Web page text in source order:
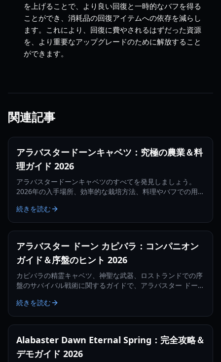
を上げることで、より良い回復と一時的なバフを得る
ことができ、消耗品の回復アイテムへの依存を減らし
ます。これにより、回復に費やされるはずだった資源
を、より重要なアップグレードのために解放すること
ができます。
関連記事
アラバスタードーンキャベツ：究極の農業＆料
理ガイド 2026
アラバスタードーンキャベツのすべてを発見しましょう。
2026年の入手場所、効率的な栽培方法、料理やバフでの用途
続きを読む
アラバスター ドーン カピバラ：コンパニオン
ガイド＆序盤のヒント 2026
カピバラの精霊キャベツ、神聖な武器、ロストランドでの序
盤のサバイバル戦術に関するガイドで、アラバスター ドーン
続きを読む
Alabaster Dawn Eternal Spring：完全攻略＆
デモガイド 2026